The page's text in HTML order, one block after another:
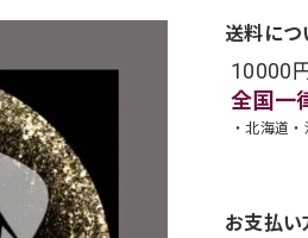
送料につ
10000
全国一
・北海道
お支払